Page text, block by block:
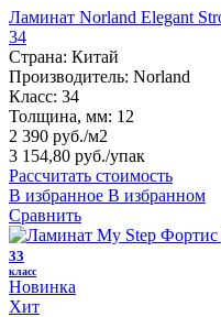
Ламинат Norland Elegant
34
Страна: Китай
Производитель: Norland
Класс: 34
Толщина, мм: 12
2 390 руб./м2
3 154,80 руб./упак
Рассчитать стоимость
В избранное В избранном
Сравнить
33
класс
Новинка
Хит